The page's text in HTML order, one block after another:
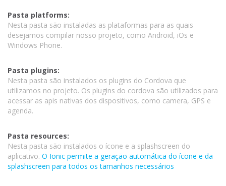
Pasta platforms:
Nesta pasta são instaladas as plataformas para as quais
desejamos compilar nosso projeto, como Android, iOs e
Windows Phone.
Pasta plugins:
Nesta pasta são instalados os plugins do Cordova que
utilizamos no projeto. Os plugins do cordova são utilizados para
acessar as apis nativas dos dispositivos, como camera, GPS e
agenda.
Pasta resources:
Nesta pasta são instalados o ícone e a splashscreen do
aplicativo. O Ionic permite a geração automática do ícone e da
splashscreen para todos os tamanhos necessários